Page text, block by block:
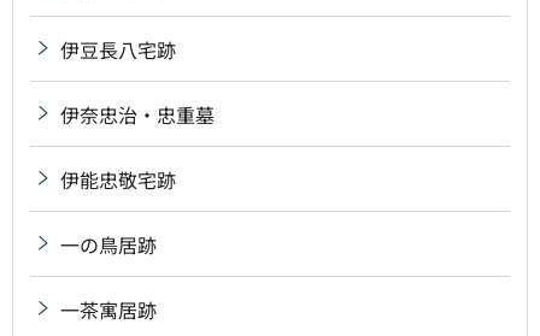
伊豆長八宅跡
伊奈忠治・忠重墓
伊能忠敬宅跡
一の鳥居跡
一茶寓居跡